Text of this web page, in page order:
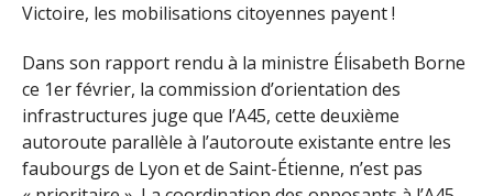
Victoire, les mobilisations citoyennes payent !
Dans son rapport rendu à la ministre Élisabeth Borne
ce 1er février, la commission d’orientation des
infrastructures juge que l’A45, cette deuxième
autoroute parallèle à l’autoroute existante entre les
faubourgs de Lyon et de Saint-Étienne, n’est pas